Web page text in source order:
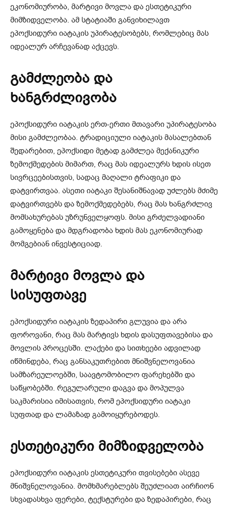
ეკონომიურობა, მარტივი მოვლა და ესთეტიკური
მიმზიდველობა. ამ სტატიაში განვიხილავთ
ეპოქსიდური იატაკის უპირატესობებს, რომლებიც მას
იდეალურ არჩევანად აქცევს.
გამძლეობა და
ხანგრძლივობა
ეპოქსიდური იატაკის ერთ-ერთი მთავარი უპირატესობა
მისი გამძლეობაა. ტრადიციული იატაკის მასალებთან
შედარებით, ეპოქსიდი მეტად გამძლეა მექანიკური
ზემოქმედების მიმართ, რაც მას იდეალურს ხდის ისეთ
სივრცეებისთვის, სადაც მაღალი ტრაფიკი და
დატვირთვაა. ასეთი იატაკი შესანიშნავად უძლებს მძიმე
დატვირთვებს და ზემოქმედებებს, რაც მას ხანგრძლივ
მომსახურებას უზრუნველყოფს. მისი გრძელვადიანი
გამოყენება და მდგრადობა ხდის მას ეკონომიურად
მომგებიან ინვესტიციად.
მარტივი მოვლა და
სისუფთავე
ეპოქსიდური იატაკის ზედაპირი გლუვია და არა
ფოროვანი, რაც მას მარტივს ხდის დასუფთავებისა და
მოვლის პროცესში. ლაქები და სითხეები ადვილად
იწმინდება, რაც განსაკუთრებით მნიშვნელოვანია
სამზარეულოებში, საავტომობილო ფარეხებში და
საწყობებში. რეგულარული დაგვა და მოპულვა
საკმარისია იმისათვის, რომ ეპოქსიდური იატაკი
სუფთად და ლამაზად გამოიყურებოდეს.
ესთეტიკური მიმზიდველობა
ეპოქსიდური იატაკის ესთეტიკური თვისებები ასევე
მნიშვნელოვანია. მომხმარებლებს შეუძლიათ აირჩიონ
სხვადასხვა ფერები, ტექსტურები და ზედაპირები, რაც